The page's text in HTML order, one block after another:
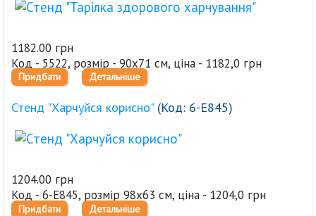
1182.00 грн
Код - 5522, розмір - 90х71 см, ціна - 1182,0 грн
Придбати Детальніше
Стенд "Харчуйся корисно" (Код: 6-Е845)
1204.00 грн
Код - 6-Е845, розмір 98х63 см, ціна - 1204,0 грн
Придбати Детальніше